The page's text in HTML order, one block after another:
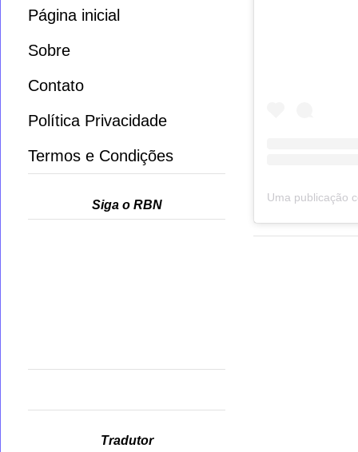
Página inicial
Sobre
Contato
Política Privacidade
Termos e Condições
Siga o RBN
Tradutor